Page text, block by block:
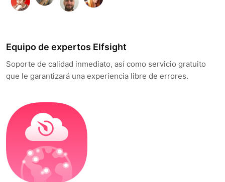
Equipo de expertos Elfsight
Soporte de calidad inmediato, así como servicio gratuito
que le garantizará una experiencia libre de errores.